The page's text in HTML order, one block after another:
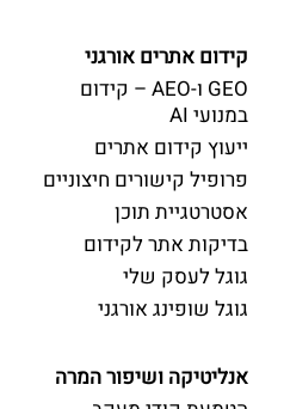
קידום אתרים אורגני
GEO ו-AEO – קידום
במנועי AI
ייעוץ קידום אתרים
פרופיל קישורים חיצוניים
אסטרטגיית תוכן
בדיקות אתר לקידום
גוגל לעסק שלי
גוגל שופינג אורגני
אנליטיקה ושיפור המרה